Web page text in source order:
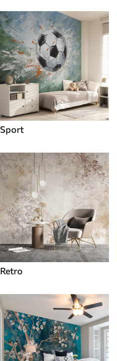
Sport
Retro